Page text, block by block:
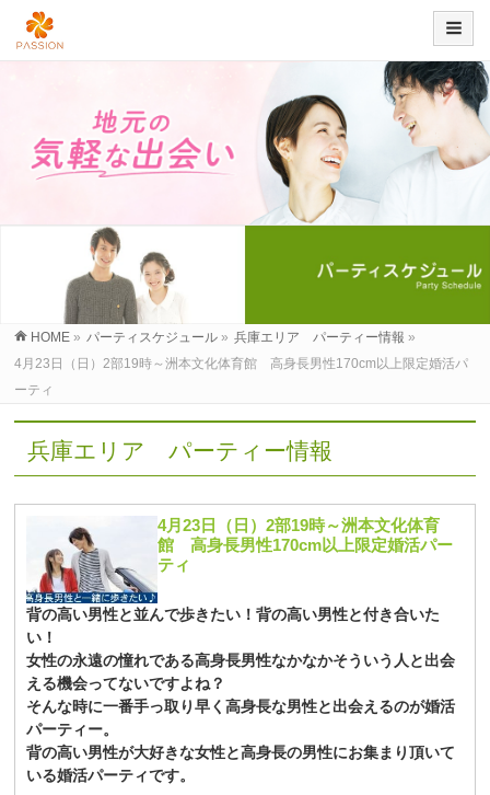
HOME » パーティスケジュール » 兵庫エリア パーティー情報 »
4月23日（日）2部19時～洲本文化体育館 高身長男性170cm以上限定婚活パ
ーティ
兵庫エリア パーティー情報
4月23日（日）2部19時～洲本文化体育
館 高身長男性170cm以上限定婚活パー
ティ
背の高い男性と並んで歩きたい！背の高い男性と付き合いた
い！
女性の永遠の憧れである高身長男性なかなかそういう人と出会
える機会ってないですよね？
そんな時に一番手っ取り早く高身長な男性と出会えるのが婚活
パーティー。
背の高い男性が大好きな女性と高身長の男性にお集まり頂いて
いる婚活パーティです。